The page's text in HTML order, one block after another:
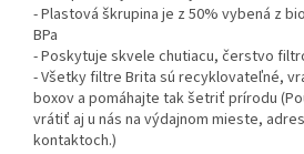
- Plastová škrupina je z 50% vybená z
BPa
- Poskytuje skvele chutiacu, čerstvo
- Všetky filtre Brita sú recyklovateľné,
boxov a pomáhajte tak šetriť prírodu
vrátiť aj u nás na výdajnom mieste,
kontaktoch.)